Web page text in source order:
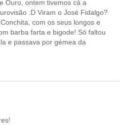
Ouro, ontem tivemos cá a
:D Viram o José Fidalgo?
com os seus longos e
barba farta e bigode! Só faltou
e passava por gémea da